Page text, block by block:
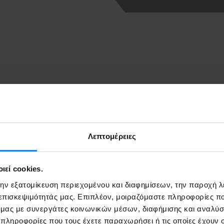
Λεπτομέρειες
cookies.
εξατομίκευση περιεχομένου και διαφημίσεων, την παροχή
μας. Επιπλέον, μοιραζόμαστε πληροφορίες
μας με συνεργάτες κοινωνικών μέσων, διαφήμισης και
που τους έχετε παραχωρήσει ή τις οποίες έχουν
ενημερώνουμε τους χρήστες μας ότι η κλήση στο 1024
θα πρέπει να ανατρέξετε στην ιστοσελίδα του παρόχου σας και